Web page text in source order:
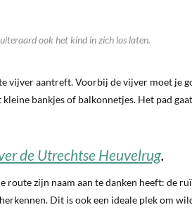
ook het kind in zich los laten.
vijver aantreft. Voorbij de vijver moet je
bankjes of balkonnetjes. Het pad
de Utrechtse Heuvelrug.
zijn naam aan te danken heeft: de
Dit is ook een ideale plek om